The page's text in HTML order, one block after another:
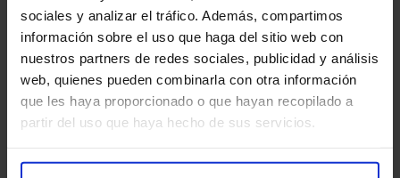
sociales y analizar el tráfico. Además, compartimos
información sobre el uso que haga del sitio web con
nuestros partners de redes sociales, publicidad y análisis
web, quienes pueden combinarla con otra información
que les haya proporcionado o que hayan recopilado a
partir del uso que haya hecho de sus servicios.
marcapasos, objetos metálicos, prótesis (incluidas las
dentales), tatuajes o dispositivos de infusión de
medicamentos, como bombas de insulina.
Estas pruebas diagnósticas son muy seguras, pero
como en cualquier procedimiento médico, existe una
mínima posibilidad de incidencia.